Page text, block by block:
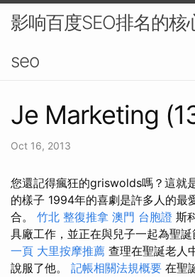
影响百度SEO排名的核
seo
Je Marketing
Oct 16, 2013
您還記得瘋狂的griswolds嗎？這就
的樣子 1994年的喜劇是許多人的最
合。 竹北 整復推拿 澳門 台胞證 斯
具廠工作，並正在與兒子一起為聖誕
一頁 大里按摩推薦 查理在聖誕老人
說服了他。 記帳相關法規概要 在聖